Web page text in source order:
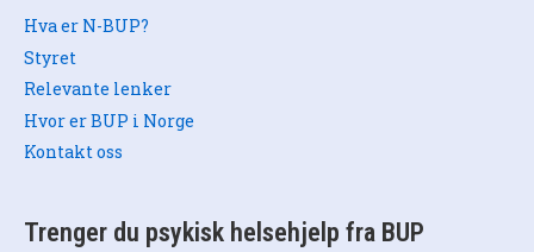
Hva er N-BUP?
Styret
Relevante lenker
Hvor er BUP i Norge
Kontakt oss
Trenger du psykisk helsehjelp fra BUP